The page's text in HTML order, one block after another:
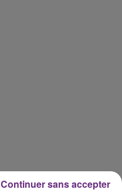
Continuer sans accepter